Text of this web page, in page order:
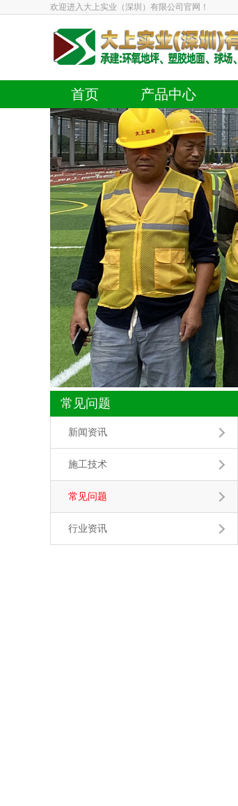
欢迎进入大上实业（深圳）有限公司官网！
首页 产品中心
常见问题
新闻资讯
施工技术
常见问题
行业资讯